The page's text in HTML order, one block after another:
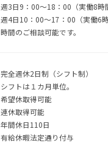
週3日9：00～18：00（実働8時
週4日10：00～17：00（実働6時
時間のご相談可能です。
完全週休2日制（シフト制）
シフトは１カ月単位。
希望休取得可能
連休取得可能
年間休日110日
有給休暇法定通り付与